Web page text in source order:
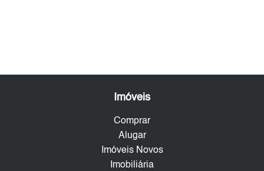
Imóveis
Comprar
Alugar
Imóveis Novos
Imobiliária